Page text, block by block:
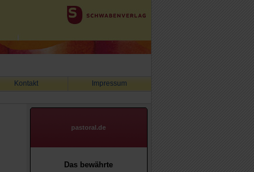
Kontakt Impressum
pastoral.de
Das bewährte